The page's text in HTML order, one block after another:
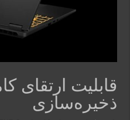
قابلیت ارتقای
ذخیره‌سازی